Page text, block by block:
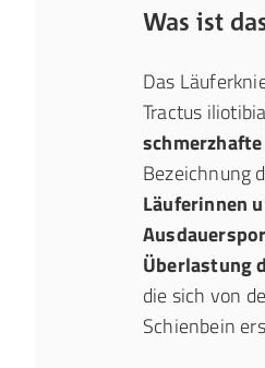
Was ist
Das
Tractus
Bezeichnung
Läuferinnen
Überlastung
die sich von
Schienbein